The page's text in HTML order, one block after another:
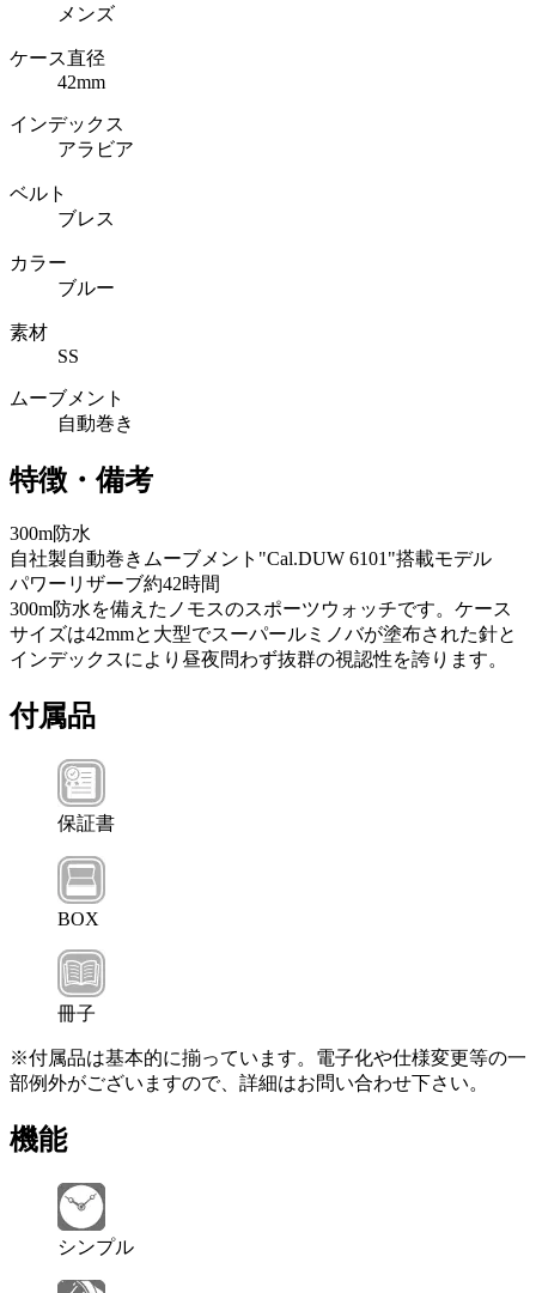
メンズ
ケース直径
42mm
インデックス
アラビア
ベルト
ブレス
カラー
ブルー
素材
SS
ムーブメント
自動巻き
特徴・備考
300m防水
自社製自動巻きムーブメント"Cal.DUW 6101"搭載モデル
パワーリザーブ約42時間
300m防水を備えたノモスのスポーツウォッチです。ケース
サイズは42mmと大型でスーパールミノバが塗布された針と
インデックスにより昼夜問わず抜群の視認性を誇ります。
付属品
保証書
BOX
冊子
※付属品は基本的に揃っています。電子化や仕様変更等の一
部例外がございますので、詳細はお問い合わせ下さい。
機能
シンプル